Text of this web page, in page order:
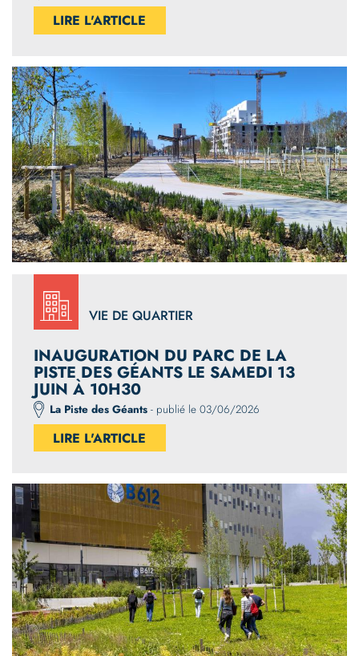
LIRE L'ARTICLE
VIE DE QUARTIER
INAUGURATION DU PARC DE LA
PISTE DES GÉANTS LE SAMEDI 13
JUIN À 10H30
La Piste des Géants - publié le 03/06/2026
LIRE L'ARTICLE